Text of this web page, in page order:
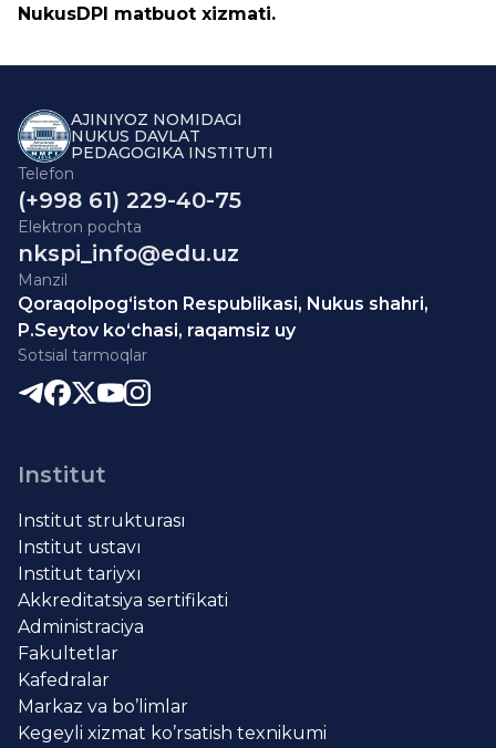
NukusDPI matbuot xizmati.
AJINIYOZ NOMIDAGI
NUKUS DAVLAT
PEDAGOGIKA INSTITUTI
Telefon
(+998 61) 229-40-75
Elektron pochta
nkspi_info@edu.uz
Manzil
Qoraqolpog‘iston Respublikasi, Nukus shahri,
P.Seytov ko‘chasi, raqamsiz uy
Sotsial tarmoqlar
Institut
Institut strukturası
Institut ustavı
Institut tariyxı
Akkreditatsiya sertifikati
Administraciya
Fakultetlar
Kafedralar
Markaz va bo’limlar
Kegeyli xizmat ko’rsatish texnikumi